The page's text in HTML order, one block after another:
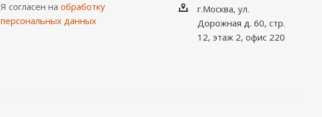
Я согласен на обработку
персональных данных
г.Москва, ул.
Дорожная д. 60, стр.
12, этаж 2, офис 220